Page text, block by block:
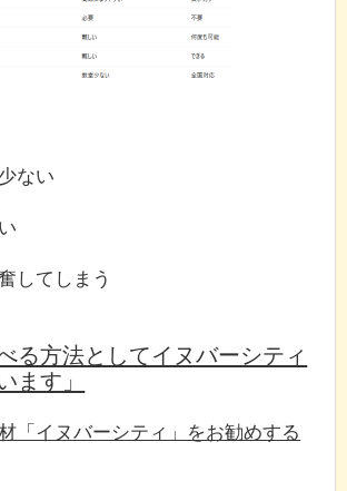
ない
してしまう
る方法としてイヌバーシティ
ます」
「イヌバーシティ」をお勧めする